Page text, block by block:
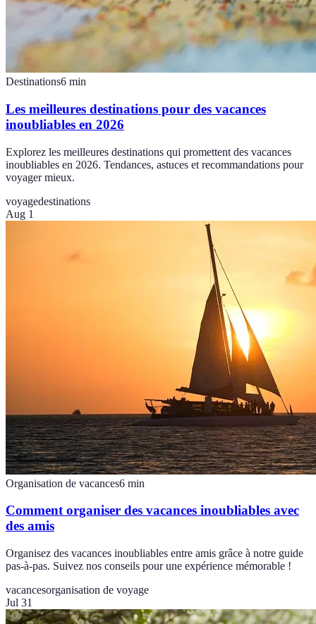
Destinations6 min
Les meilleures destinations pour des vacances
inoubliables en 2026
Explorez les meilleures destinations qui promettent des vacances
inoubliables en 2026. Tendances, astuces et recommandations pour
voyager mieux.
voyagedestinations
Aug 1
Organisation de vacances6 min
Comment organiser des vacances inoubliables avec
des amis
Organisez des vacances inoubliables entre amis grâce à notre guide
pas-à-pas. Suivez nos conseils pour une expérience mémorable !
vacancesorganisation de voyage
Jul 31